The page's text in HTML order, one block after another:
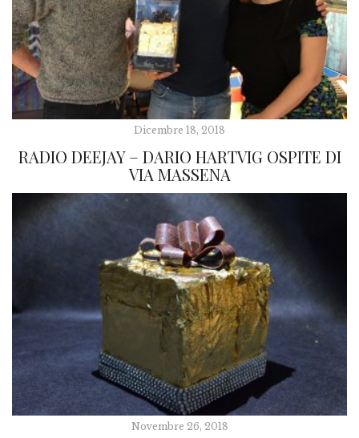
Dicembre 18, 2018
RADIO DEEJAY – DARIO HARTVIG OSPITE DI
VIA MASSENA
Novembre 26, 2018